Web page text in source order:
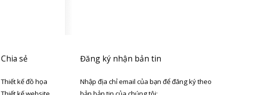
Chia sẻ
Thiết kế đồ họa
Đăng ký nhận bản tin
Nhập địa chỉ email của bạn để đăng ký theo